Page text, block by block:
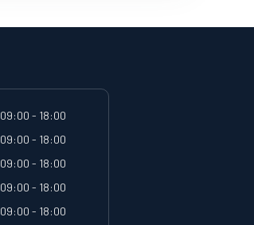
09:00 - 18:00
09:00 - 18:00
09:00 - 18:00
09:00 - 18:00
09:00 - 18:00